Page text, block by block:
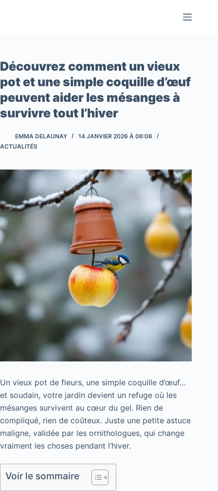
Découvrez comment un vieux
pot et une simple coquille d’œuf
peuvent aider les mésanges à
survivre tout l’hiver
EMMA DELAUNAY
14 JANVIER 2026 À 06:06
ACTUALITÉS
Un vieux pot de fleurs, une simple coquille d’œuf…
et soudain, votre jardin devient un refuge où les
mésanges survivent au cœur du gel. Rien de
compliqué, rien de coûteux. Juste une petite astuce
maligne, validée par les ornithologues, qui change
vraiment les choses pendant l’hiver.
Voir le sommaire